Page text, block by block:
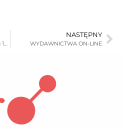
Zmiana godzin wstępu w dniu 10.08.2024
NASTĘPNY
WYDAWNICTWA ON-LINE